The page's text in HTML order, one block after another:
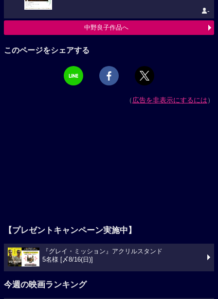
-
中野良子作品へ
このページをシェアする
（広告を非表示にするには）
【プレゼントキャンペーン実施中】
『グレイ・ミッション』アクリルスタンド
5名様 [〆8/16(日)]
今週の映画ランキング